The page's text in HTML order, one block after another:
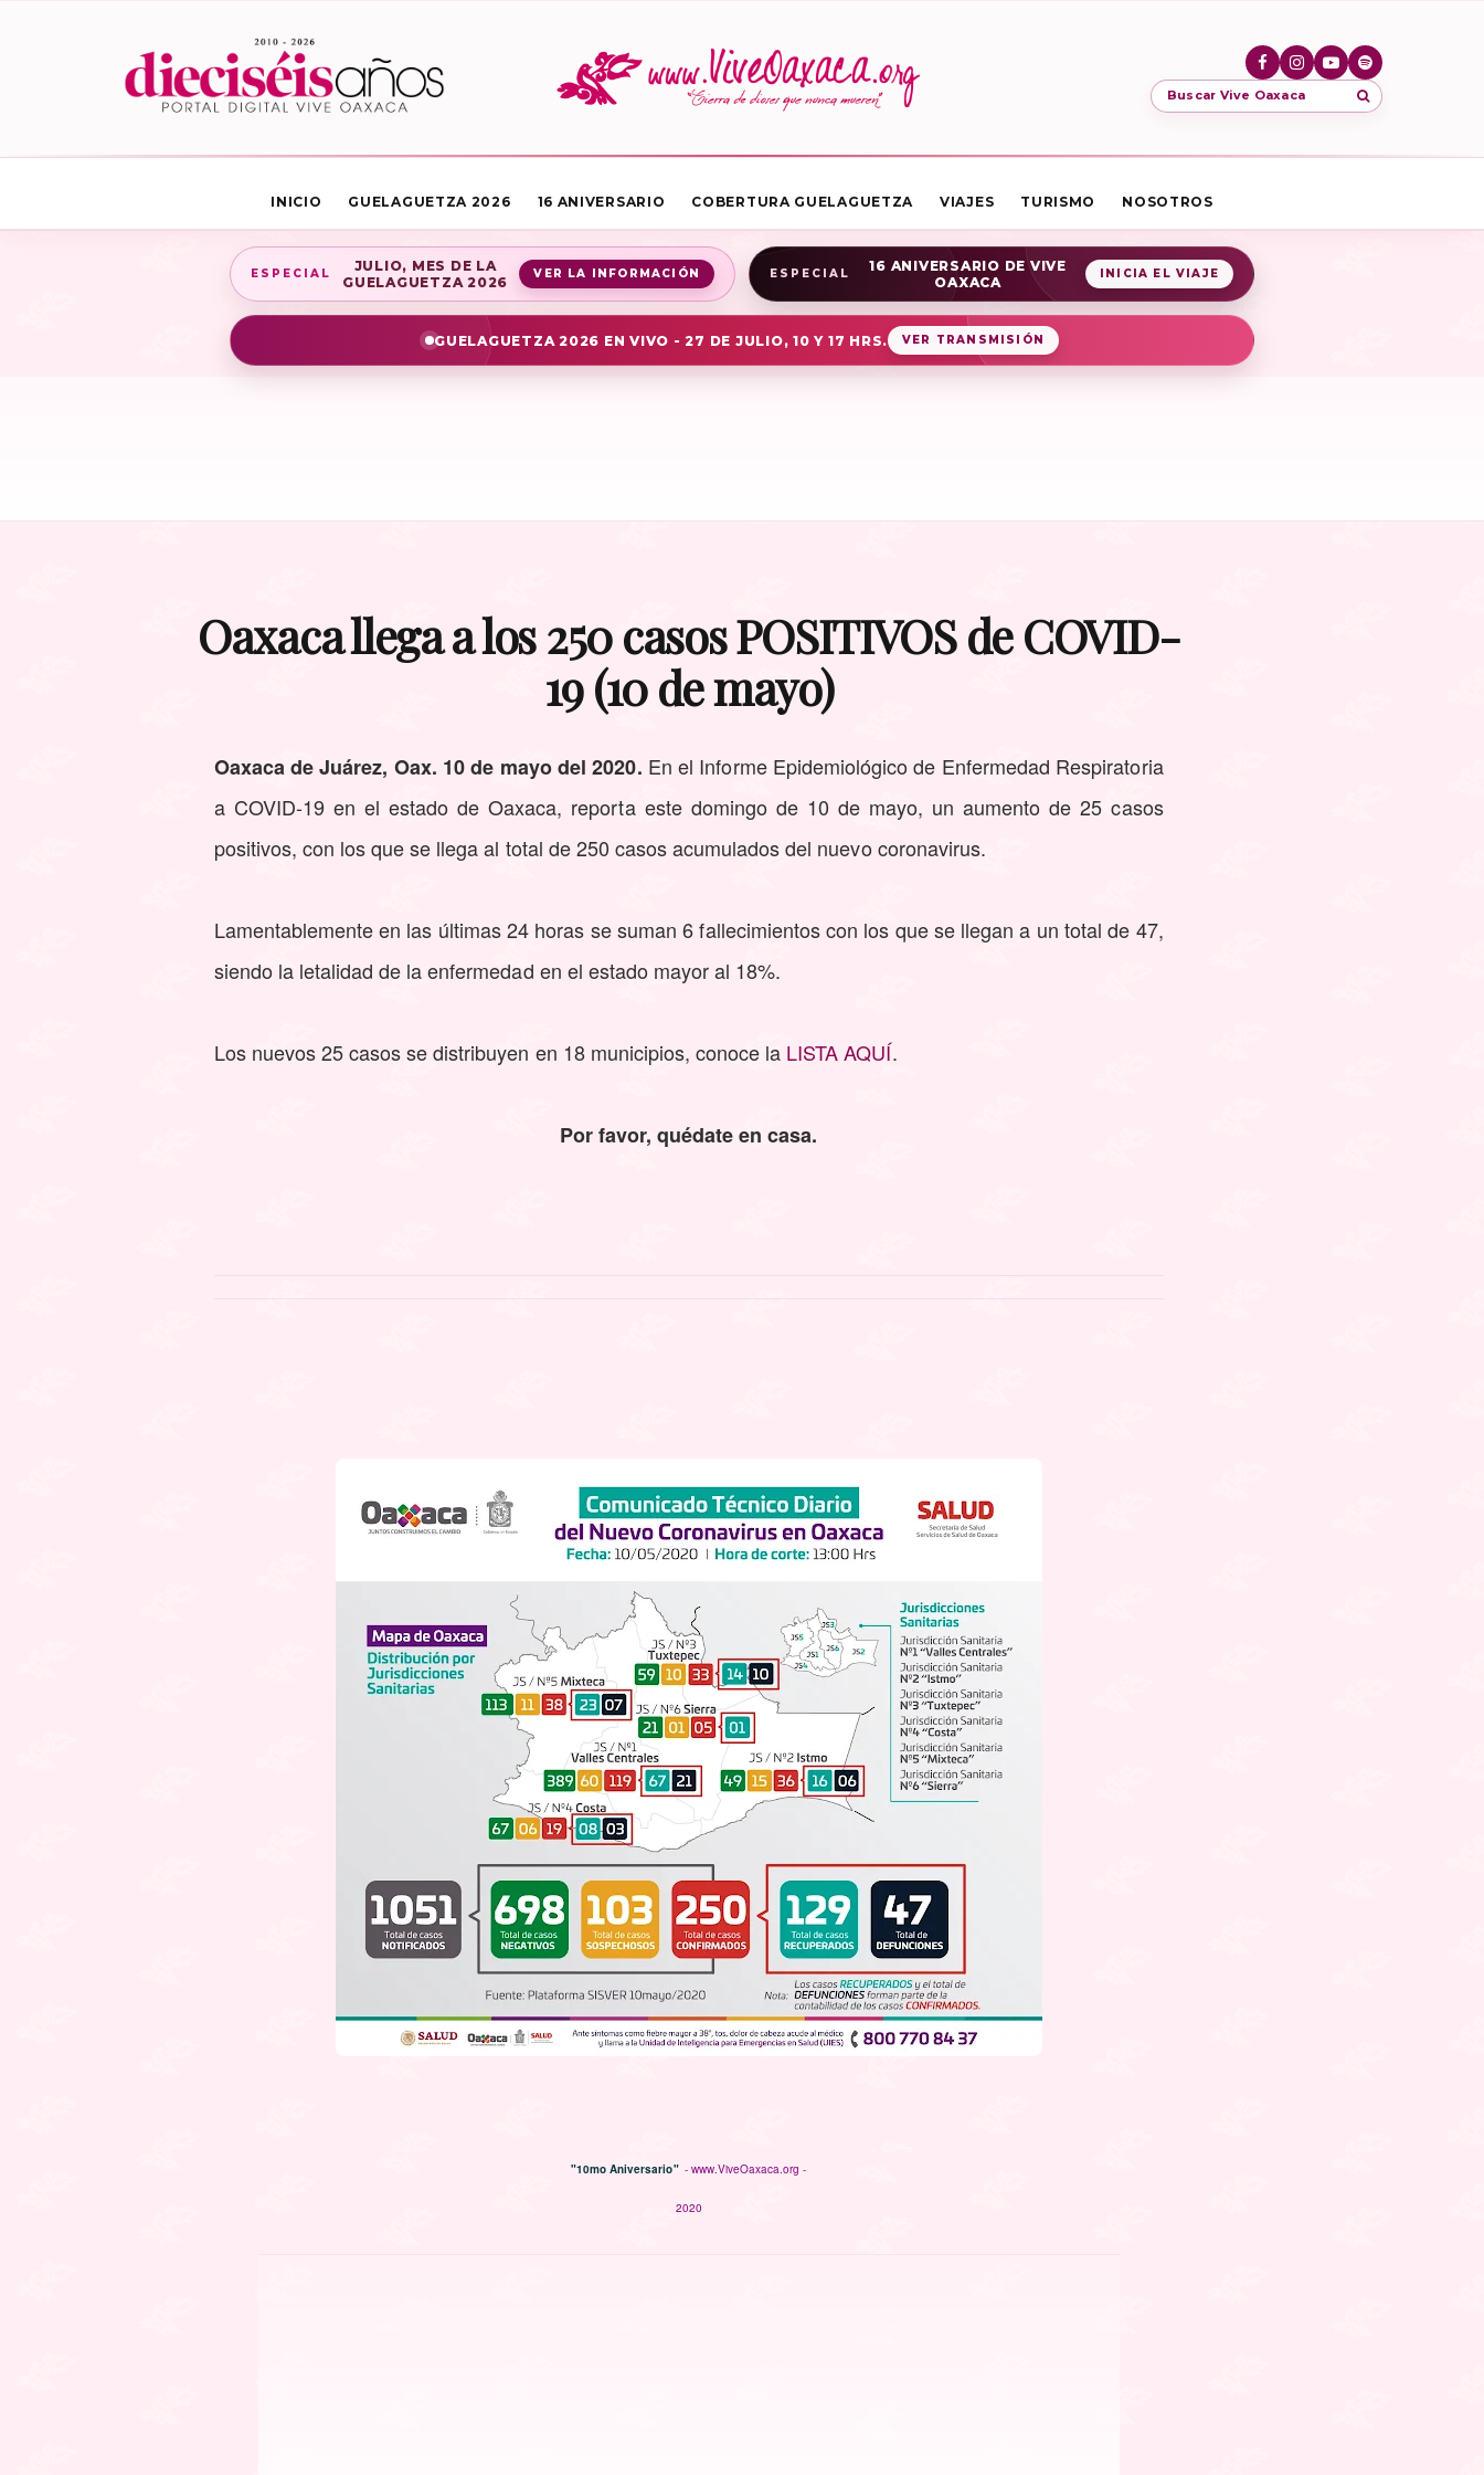
Buscar Vive Oaxaca
INICIO GUELAGUETZA 2026 16 ANIVERSARIO COBERTURA GUELAGUETZA VIAJES TURISMO NOSOTROS
ESPECIAL
JULIO, MES DE LA
GUELAGUETZA 2026
VER LA INFORMACIÓN ESPECIAL
16 ANIVERSARIO DE VIVE
OAXACA
INICIA EL VIAJE
GUELAGUETZA 2026 EN VIVO - 27 DE JULIO, 10 Y 17 HRS. VER TRANSMISIÓN
Oaxaca llega a los 250 casos POSITIVOS de COVID-
19 (10 de mayo)
Oaxaca de Juárez, Oax. 10 de mayo del 2020. En el Informe Epidemiológico de Enfermedad Respiratoria
a COVID-19 en el estado de Oaxaca, reporta este domingo de 10 de mayo, un aumento de 25 casos
positivos, con los que se llega al total de 250 casos acumulados del nuevo coronavirus.
Lamentablemente en las últimas 24 horas se suman 6 fallecimientos con los que se llegan a un total de 47,
siendo la letalidad de la enfermedad en el estado mayor al 18%.
Los nuevos 25 casos se distribuyen en 18 municipios, conoce la LISTA AQUÍ.
Por favor, quédate en casa.
"10mo Aniversario" - www.ViveOaxaca.org -
2020